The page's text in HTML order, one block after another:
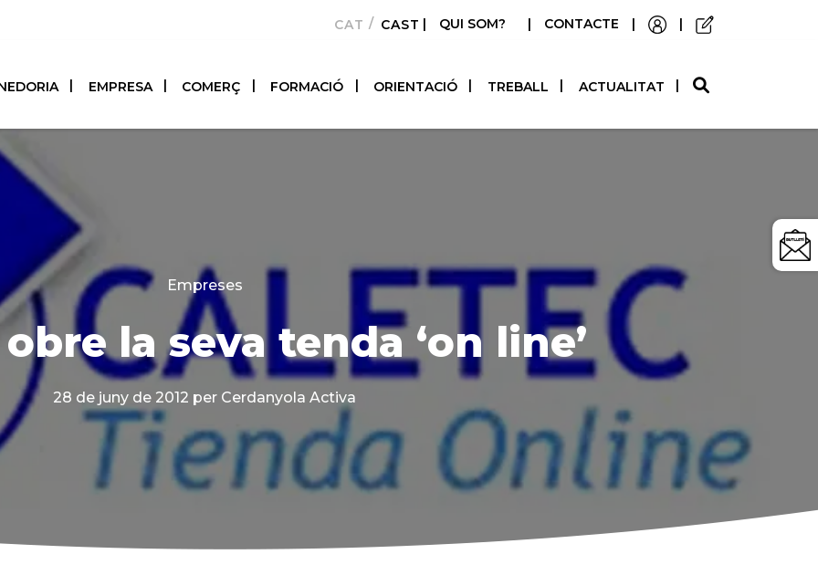
CATALÀCASTELLANO
| QUI SOM? | CONTACTE | |
EMPRESA COMERÇ FORMACIÓ ORIENTACIÓ TREBALL ACTUALITAT
Categories
Empreses
la seva tenda ‘on line’
28 de juny de 2012 per Cerdanyola Activa